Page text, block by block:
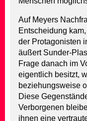
Auf Meyers
Entscheidung
der Protagonisten
äußert Sunder-
Frage danach im
eigentlich besitzt,
beziehungsweise
Diese
Verborgenen
ihnen eine